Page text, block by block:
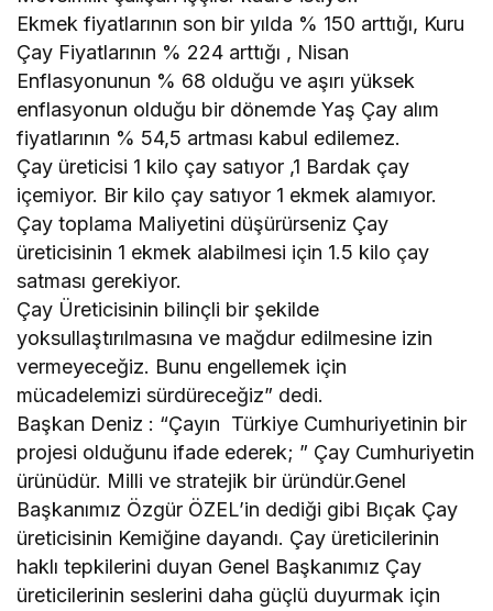
Ekmek fiyatlarının son bir yılda % 150 arttığı, Kuru
Çay Fiyatlarının % 224 arttığı , Nisan
Enflasyonunun % 68 olduğu ve aşırı yüksek
enflasyonun olduğu bir dönemde Yaş Çay alım
fiyatlarının % 54,5 artması kabul edilemez.
Çay üreticisi 1 kilo çay satıyor ,1 Bardak çay
içemiyor. Bir kilo çay satıyor 1 ekmek alamıyor.
Çay toplama Maliyetini düşürürseniz Çay
üreticisinin 1 ekmek alabilmesi için 1.5 kilo çay
satması gerekiyor.
Çay Üreticisinin bilinçli bir şekilde
yoksullaştırılmasına ve mağdur edilmesine izin
vermeyeceğiz. Bunu engellemek için
mücadelemizi sürdüreceğiz” dedi.
Başkan Deniz : “Çayın Türkiye Cumhuriyetinin bir
projesi olduğunu ifade ederek; ” Çay Cumhuriyetin
ürünüdür. Milli ve stratejik bir üründür.Genel
Başkanımız Özgür ÖZEL’in dediği gibi Bıçak Çay
üreticisinin Kemiğine dayandı. Çay üreticilerinin
haklı tepkilerini duyan Genel Başkanımız Çay
üreticilerinin seslerini daha güçlü duyurmak için